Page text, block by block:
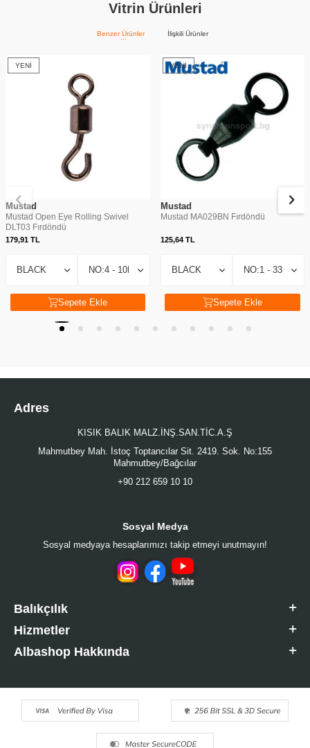
Vitrin Ürünleri
Benzer Ürünler İlişkili Ürünler
YENI
Mustad
Mustad Open Eye Rolling Swivel
DLT03 Fırdöndü
179,91 TL
Sepete Ekle
YENI
Mustad
Mustad MA029BN Fırdöndü
125,64TL
Sepete Ekle
Adres
KISIK BALIK MALZ.İNŞ.SAN.TİC.A.Ş
Mahmutbey Mah. İstoç Toptancılar Sit. 2419. Sok. No:155
Mahmutbey/Bağcılar
+90 212 659 10 10
Sosyal Medya
Sosyal medyaya hesaplarımızı takip etmeyi unutmayın!
Balıkçılık
Hizmetler
Albashop Hakkında